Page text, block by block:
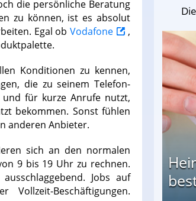
die persönliche Beratung
zu können, ist es absolut
Egal ob Vodafone
,
Konditionen zu kennen,
die zu seinem Telefon-
für kurze Anrufe nutzt,
bekommen. Sonst fühlen
anderen Anbieter.
sich an den normalen
9 bis 19 Uhr zu rechnen.
Jobs auf
Beschäftigungen.